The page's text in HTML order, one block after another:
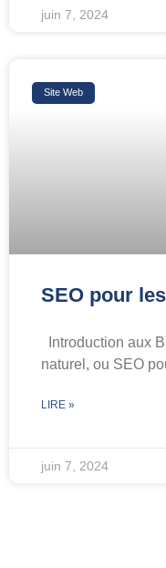
juin 7, 2024
Site Web
SEO pour
Introduction aux
naturel, ou SEO
LIRE »
juin 7, 2024